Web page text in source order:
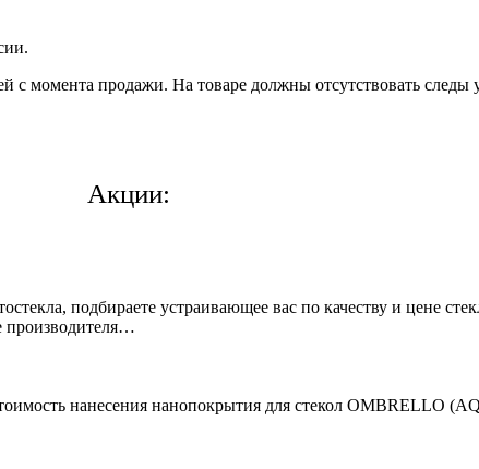
с момента продажи. На товаре должны отсутствовать
Акции:
подбираете устраивающее вас по качеству и цене
производителя…
нанесения нанопокрытия для стекол OMBRELLO